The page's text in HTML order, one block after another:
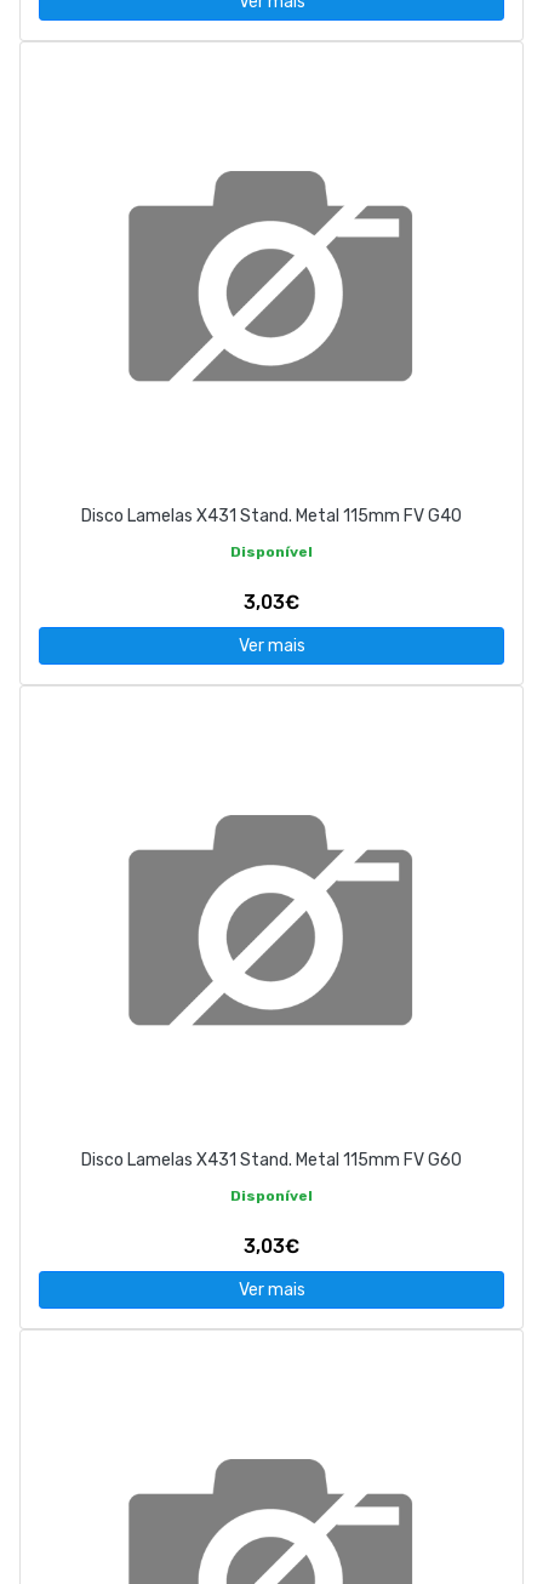
Disco Lamelas X431 Stand. Metal 115mm FV G40
Disponível
3,03€
Ver mais
Disco Lamelas X431 Stand. Metal 115mm FV G60
Disponível
3,03€
Ver mais